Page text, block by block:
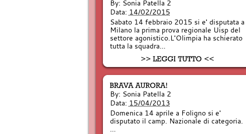
By: Sonia Patella 2
Data: 14/02/2015
Sabato 14 febbraio 2015 si e' disputata a
Milano la prima prova regionale Uisp del
settore agonistico.L'Olimpia ha schierato
tutta la squadra…
By: Sonia Patella 2
Data: 15/04/2013
Domenica 14 aprile a Foligno si e'
disputato il camp. Nazionale di categoria.
…